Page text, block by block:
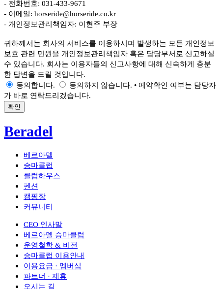
- 전화번호: 031-433-9671
- 이메일: horseride@horseride.co.kr
- 개인정보관리책임자: 이현주 부장
귀하께서는 회사의 서비스를 이용하시며 발생하는 모든 개인정보
보호 관련 민원을 개인정보관리책임자 혹은 담당부서로 신고하실
수 있습니다. 회사는 이용자들의 신고사항에 대해 신속하게 충분
한 답변을 드릴 것입니다.
동의합니다.
동의하지 않습니다. • 예약확인 여부는 담당자
가 바로 연락드리겠습니다.
확인
Beradel
베르아델
승마클럽
클럽하우스
펜션
캠핑장
커뮤니티
CEO 인사말
베르아델 승마클럽
운영철학 & 비전
승마클럽 이용안내
이용요금 · 멤버십
파트너 · 제휴
오시는 길